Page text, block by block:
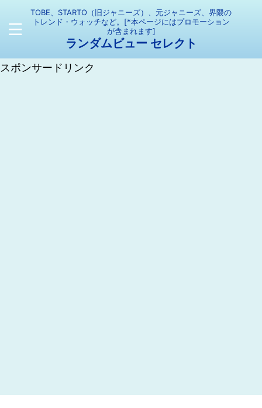
TOBE、STARTO（旧ジャニーズ）、元ジャニーズ、界隈の
トレンド・ウォッチなど。[*本ページにはプロモーション
が含まれます]
ランダムビュー セレクト
スポンサードリンク